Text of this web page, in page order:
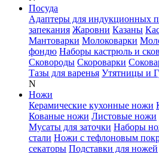
Посуда
Адаптеры для индукционных
запекания Жаровни Казаны
Мантоварки Молоковарки
фондю Наборы кастрюль и
Сковороды Скороварки
Тазы для варенья Утятницы и
N
Ножи
Керамические кухонные ножи
Кованые ножи Листовые ножи
Мусаты для заточки Наборы
стали Ножи с тефлоновым
секаторы Подставки для ножей